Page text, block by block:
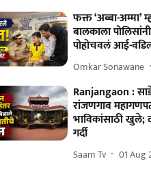
फक्त ‘अब्बा-अम्मा’
बालकाला
पोहोचवलं आई-
Omkar Sonawane
Ranjangaon :
रांजणगाव
भाविकांसाठी खुले;
गर्दी
Saam Tv 01 Aug